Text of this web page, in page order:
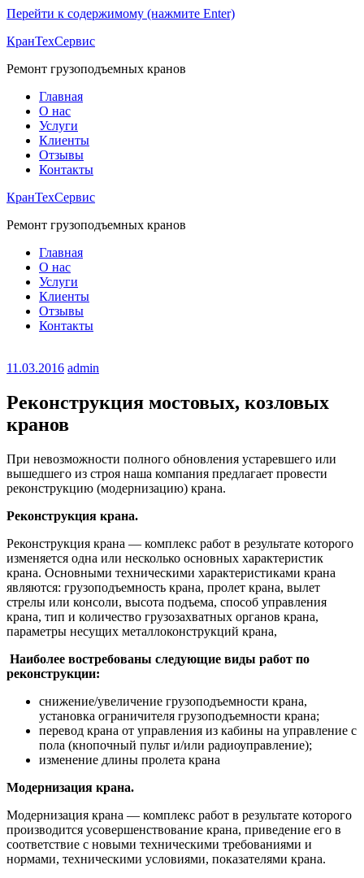
Перейти к содержимому (нажмите Enter)
КранТехСервис
Ремонт грузоподъемных кранов
Главная
О нас
Услуги
Клиенты
Отзывы
Контакты
КранТехСервис
Ремонт грузоподъемных кранов
Главная
О нас
Услуги
Клиенты
Отзывы
Контакты
11.03.2016 admin
Реконструкция мостовых, козловых
кранов
При невозможности полного обновления устаревшего или
вышедшего из строя наша компания предлагает провести
реконструкцию (модернизацию) крана.
Реконструкция крана.
Реконструкция крана — комплекс работ в результате которого
изменяется одна или несколько основных характеристик
крана. Основными техническими характеристиками крана
являются: грузоподъемность крана, пролет крана, вылет
стрелы или консоли, высота подъема, способ управления
крана, тип и количество грузозахватных органов крана,
параметры несущих металлоконструкций крана,
Наиболее востребованы следующие виды работ по
реконструкции:
снижение/увеличение грузоподъемности крана,
установка ограничителя грузоподъемности крана;
перевод крана от управления из кабины на управление с
пола (кнопочный пульт и/или радиоуправление);
изменение длины пролета крана
Модернизация крана.
Модернизация крана — комплекс работ в результате которого
производится усовершенствование крана, приведение его в
соответствие с новыми техническими требованиями и
нормами, техническими условиями, показателями крана.